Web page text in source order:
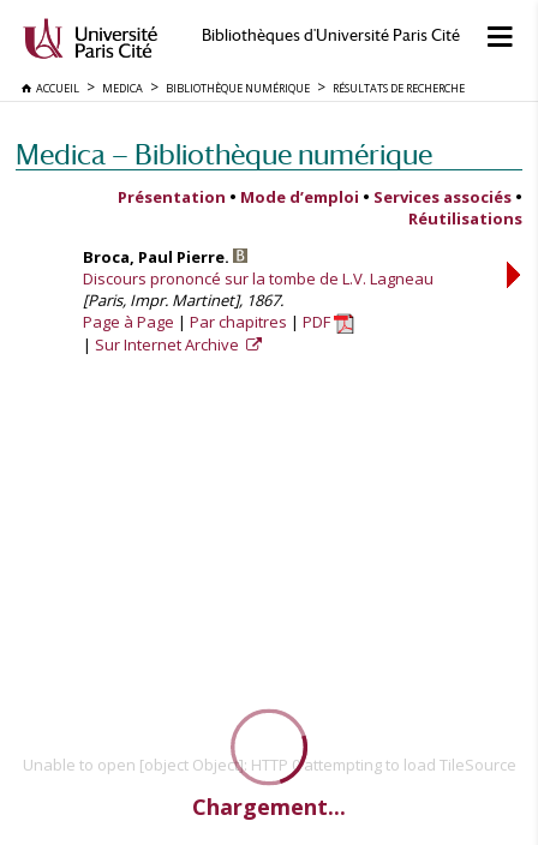
Bibliothèques d'Université Paris Cité
ACCUEIL MEDICA BIBLIOTHÈQUE NUMÉRIQUE RÉSULTATS DE RECHERCHE
Medica — Bibliothèque numérique
Présentation • Mode d’emploi • Services associés •
Réutilisations
Broca, Paul Pierre.
Discours prononcé sur la tombe de L.V. Lagneau
[Paris, Impr. Martinet], 1867.
Page à Page
Par chapitres
PDF
Sur Internet Archive
Unable to open [object Object]: HTTP 0 attempting to load TileSource
Chargement...